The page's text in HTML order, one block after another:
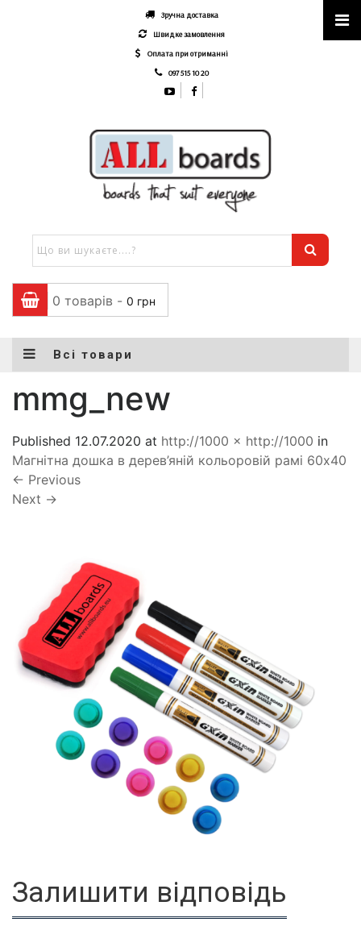
Зручна доставка
Швидке замовлення
Оплата при отриманні
097 515 10 20
0 товарів - 0 грн
Всі товари
mmg_new
Published 12.07.2020 at http://1000 × http://1000 in
Магнітна дошка в дерев’яній кольоровій рамі 60х40
← Previous
Next →
Залишити відповідь